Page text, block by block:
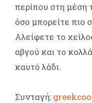
περίπου στη μέση
όσο μπορείτε πιο
Αλείφετε το
αβγού και το
καυτό λάδι.
Συνταγή: